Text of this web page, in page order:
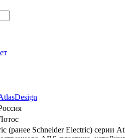
(ранее Schneider Electric) серии